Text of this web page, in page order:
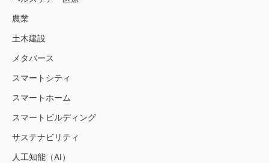
農業
土木建設
メタバース
スマートシティ
スマートホーム
スマートビルディング
サステナビリティ
人工知能（AI）